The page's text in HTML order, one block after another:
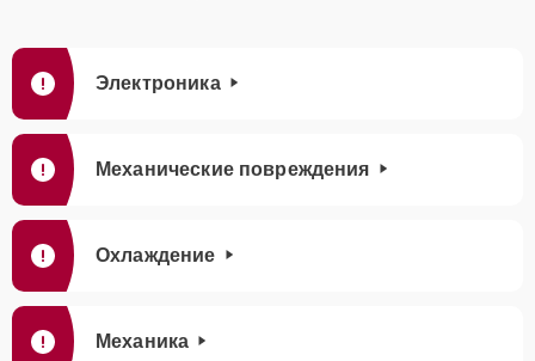
Электроника
Механические повреждения
Охлаждение
Механика